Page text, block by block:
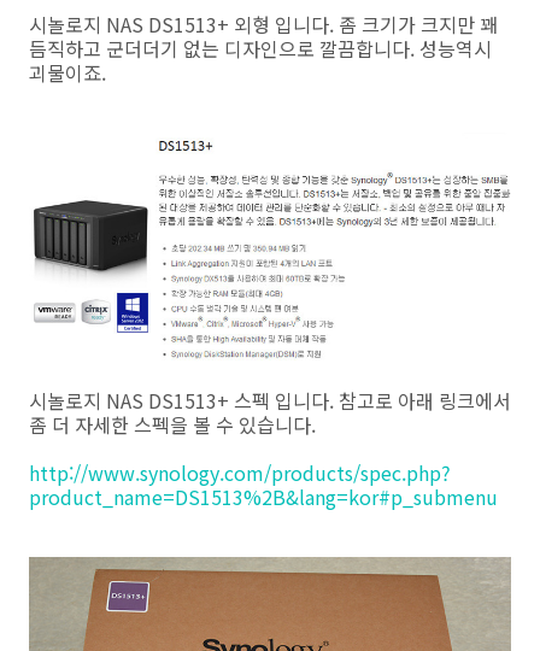
시놀로지 NAS DS1513+ 외형 입니다. 좀 크기가 크지만 꽤
듬직하고 군더더기 없는 디자인으로 깔끔합니다. 성능역시
괴물이죠.
시놀로지 NAS DS1513+ 스펙 입니다. 참고로 아래 링크에서
좀 더 자세한 스펙을 볼 수 있습니다.
http://www.synology.com/products/spec.php?
product_name=DS1513%2B&lang=kor#p_submenu